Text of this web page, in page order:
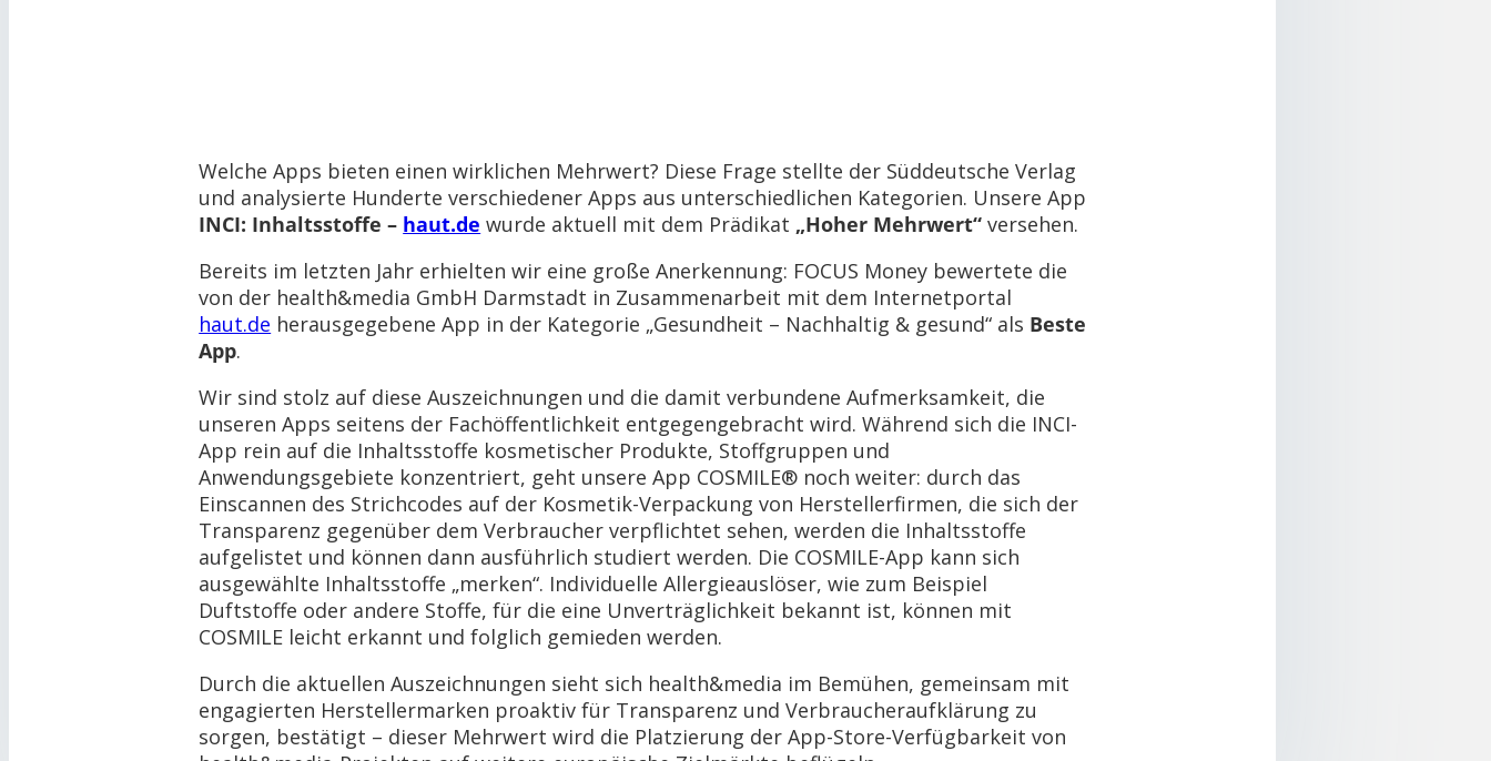
Welche Apps bieten einen wirklichen Mehrwert? Diese Frage stellte der Süddeutsche Verlag
und analysierte Hunderte verschiedener Apps aus unterschiedlichen Kategorien. Unsere App
INCI: Inhaltsstoffe – haut.de wurde aktuell mit dem Prädikat „Hoher Mehrwert“ versehen.
Bereits im letzten Jahr erhielten wir eine große Anerkennung: FOCUS Money bewertete die
von der health&media GmbH Darmstadt in Zusammenarbeit mit dem Internetportal
haut.de herausgegebene App in der Kategorie „Gesundheit – Nachhaltig & gesund“ als Beste
App.
Wir sind stolz auf diese Auszeichnungen und die damit verbundene Aufmerksamkeit, die
unseren Apps seitens der Fachöffentlichkeit entgegengebracht wird. Während sich die INCI-
App rein auf die Inhaltsstoffe kosmetischer Produkte, Stoffgruppen und
Anwendungsgebiete konzentriert, geht unsere App COSMILE® noch weiter: durch das
Einscannen des Strichcodes auf der Kosmetik-Verpackung von Herstellerfirmen, die sich der
Transparenz gegenüber dem Verbraucher verpflichtet sehen, werden die Inhaltsstoffe
aufgelistet und können dann ausführlich studiert werden. Die COSMILE-App kann sich
ausgewählte Inhaltsstoffe „merken“. Individuelle Allergieauslöser, wie zum Beispiel
Duftstoffe oder andere Stoffe, für die eine Unverträglichkeit bekannt ist, können mit
COSMILE leicht erkannt und folglich gemieden werden.
Durch die aktuellen Auszeichnungen sieht sich health&media im Bemühen, gemeinsam mit
engagierten Herstellermarken proaktiv für Transparenz und Verbraucheraufklärung zu
sorgen, bestätigt – dieser Mehrwert wird die Platzierung der App-Store-Verfügbarkeit von